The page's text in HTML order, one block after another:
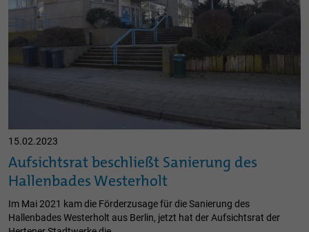
15.02.2023
Aufsichtsrat beschließt Sanierung des
Hallenbades Westerholt
Im Mai 2021 kam die Förderzusage für die Sanierung des
Hallenbades Westerholt aus Berlin, jetzt hat der Aufsichtsrat der